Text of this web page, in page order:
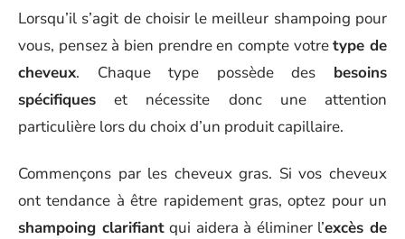
Lorsqu’il s’agit de choisir le meilleur shampoing pour
vous, pensez à bien prendre en compte votretype de
cheveux. Chaque type possède des besoins
spécifiques et nécessite donc une attention
particulière lors du choix d’un produit capillaire.
Commençons par les cheveux gras. Si vos cheveux
ont tendance à être rapidement gras, optez pour un
shampoing clarifiantqui aidera à éliminer l’excès de